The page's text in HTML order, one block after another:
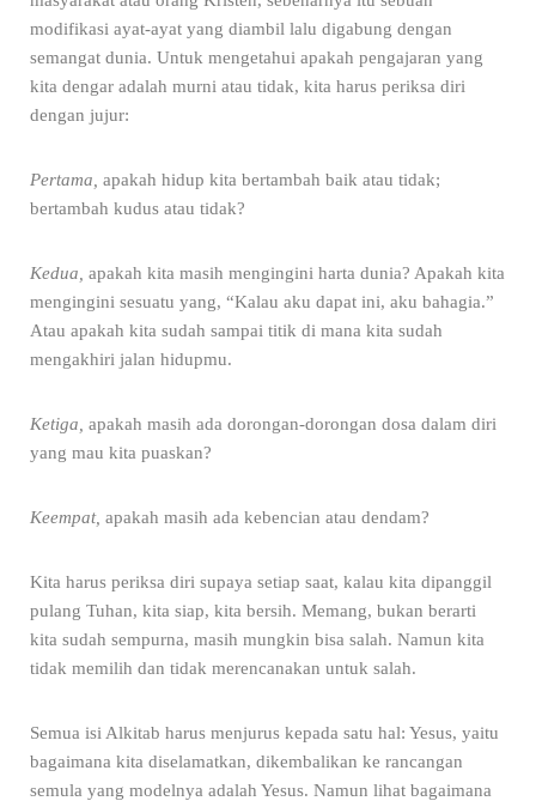
modifikasi ayat-ayat yang diambil lalu digabung dengan
semangat dunia. Untuk mengetahui apakah pengajaran yang
kita dengar adalah murni atau tidak, kita harus periksa diri
dengan jujur:
Pertama, apakah hidup kita bertambah baik atau tidak;
bertambah kudus atau tidak?
Kedua, apakah kita masih mengingini harta dunia? Apakah kita
mengingini sesuatu yang, “Kalau aku dapat ini, aku bahagia.”
Atau apakah kita sudah sampai titik di mana kita sudah
mengakhiri jalan hidupmu.
Ketiga, apakah masih ada dorongan-dorongan dosa dalam diri
yang mau kita puaskan?
Keempat, apakah masih ada kebencian atau dendam?
Kita harus periksa diri supaya setiap saat, kalau kita dipanggil
pulang Tuhan, kita siap, kita bersih. Memang, bukan berarti
kita sudah sempurna, masih mungkin bisa salah. Namun kita
tidak memilih dan tidak merencanakan untuk salah.
Semua isi Alkitab harus menjurus kepada satu hal: Yesus, yaitu
bagaimana kita diselamatkan, dikembalikan ke rancangan
semula yang modelnya adalah Yesus. Namun lihat bagaimana